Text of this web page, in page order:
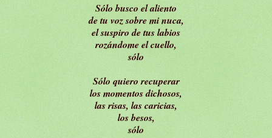
Sólo busco el aliento
de tu voz sobre mi nuca,
el suspiro de tus labios
rozándome el cuello,
sólo
Sólo quiero recuperar
los momentos dichosos,
las risas, las caricias,
los besos,
sólo